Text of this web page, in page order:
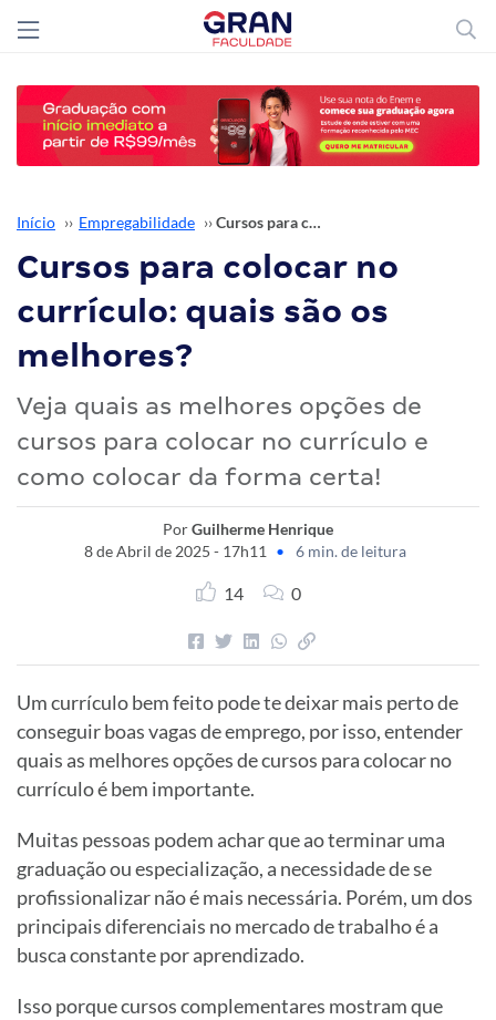
Início ›› Empregabilidade ›› Cursos para colocar no currículo: quais são os melhores?
Cursos para colocar no
currículo: quais são os
melhores?
Veja quais as melhores opções de
cursos para colocar no currículo e
como colocar da forma certa!
PorGuilherme Henrique
8 de Abril de 2025 - 17h11
• 6 min. de leitura
14 0
Um currículo bem feito pode te deixar mais perto de
conseguir boas vagas de emprego, por isso, entender
quais as melhores opções de cursos para colocar no
currículo é bem importante.
Muitas pessoas podem achar que ao terminar uma
graduação ou especialização, a necessidade de se
profissionalizar não é mais necessária. Porém, um dos
principais diferenciais no mercado de trabalho é a
busca constante por aprendizado.
Isso porque cursos complementares mostram que